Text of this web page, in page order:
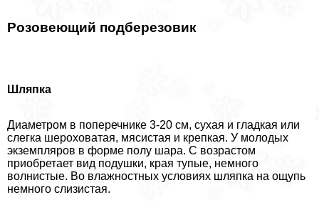
Розовеющий подберезовик
Шляпка
Диаметром в поперечнике 3-20 см, сухая и гладкая или
слегка шероховатая, мясистая и крепкая. У молодых
экземпляров в форме полу шара. С возрастом
приобретает вид подушки, края тупые, немного
волнистые. Во влажностных условиях шляпка на ощупь
немного слизистая.